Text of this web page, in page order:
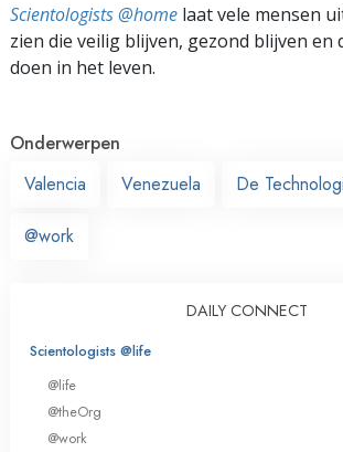
Scientologists @home laat vele mensen
zien die veilig blijven, gezond blijven en
doen in het leven.
Onderwerpen
Valencia
Venezuela De
@work
DAILY CONNECT
Scientologists @life
@life
@theOrg
@work